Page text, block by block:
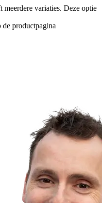
meerdere variaties. Deze optie
productpagina